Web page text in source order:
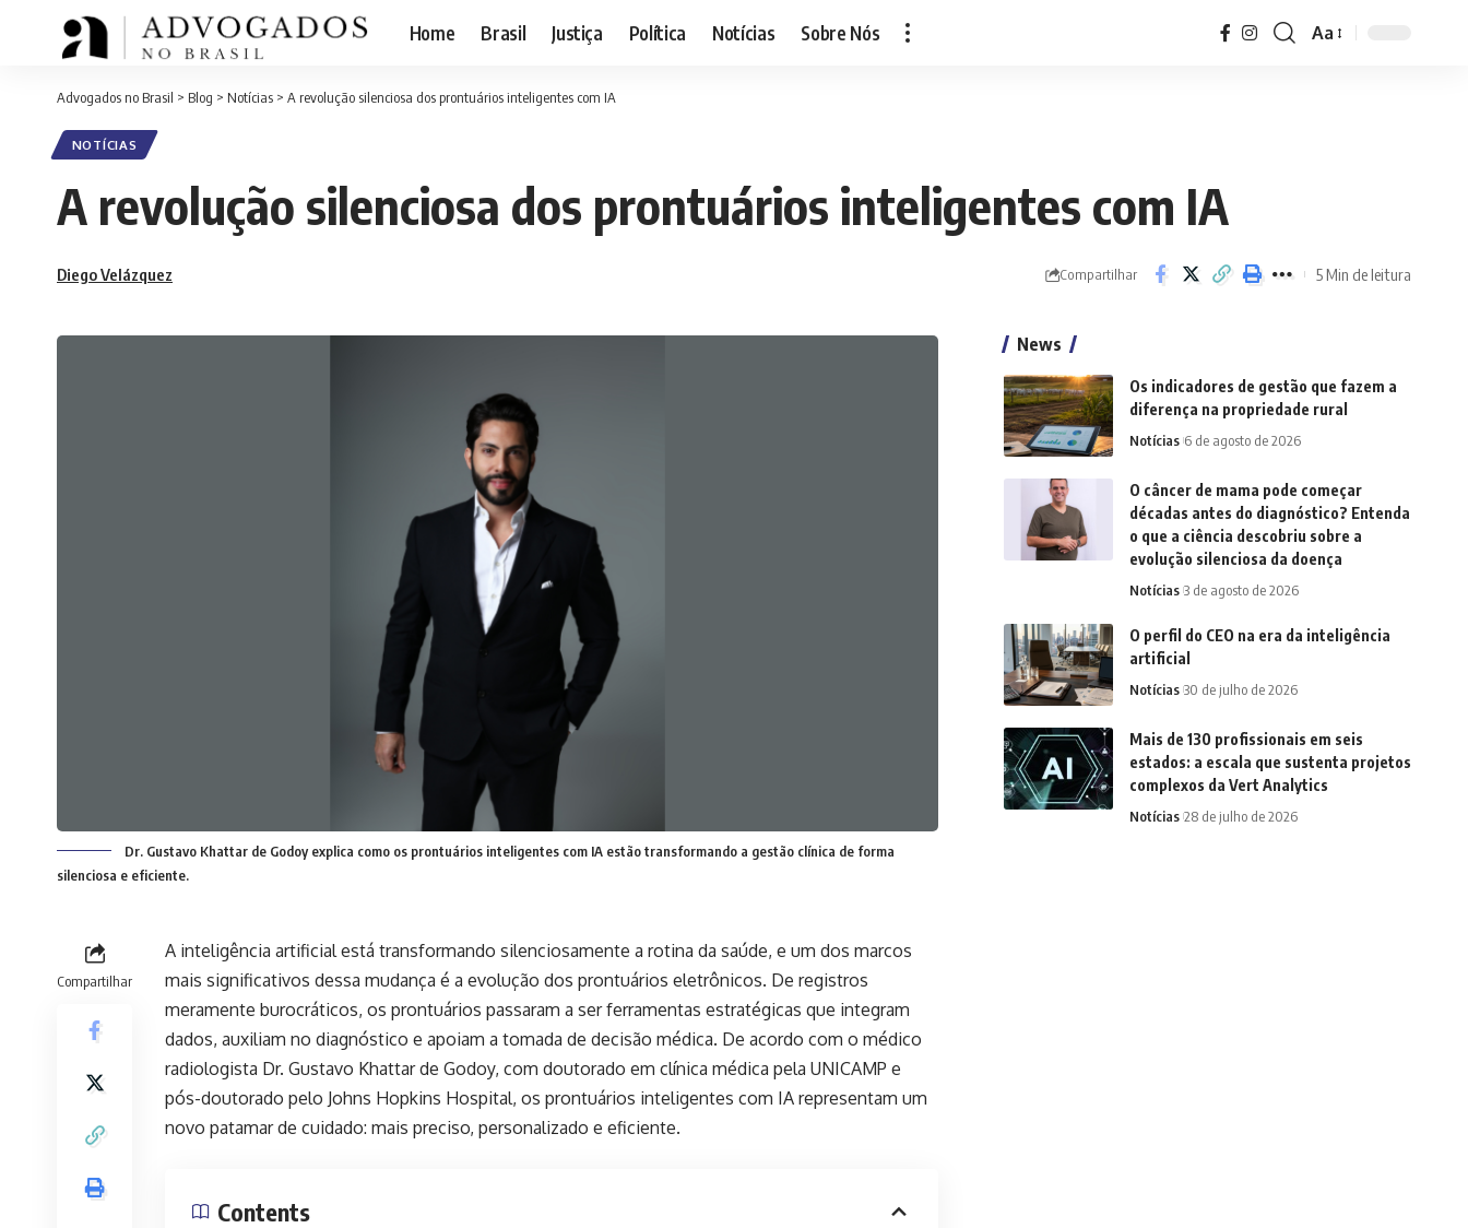
Home Brasil Justiça Política Notícias Sobre Nós Aa
Advogados no Brasil > Blog > Notícias > A revolução silenciosa dos prontuários inteligentes com IA
NOTÍCIAS
A revolução silenciosa dos prontuários inteligentes com IA
Diego Velázquez Compartilhar 5 Min de leitura
Dr. Gustavo Khattar de Godoy explica como os prontuários inteligentes com IA estão transformando a gestão clínica de forma
silenciosa e eficiente.
Compartilhar
A inteligência artificial está transformando silenciosamente a rotina da saúde, e um dos marcos
mais significativos dessa mudança é a evolução dos prontuários eletrônicos. De registros
meramente burocráticos, os prontuários passaram a ser ferramentas estratégicas que integram
dados, auxiliam no diagnóstico e apoiam a tomada de decisão médica. De acordo com o médico
radiologista Dr. Gustavo Khattar de Godoy, com doutorado em clínica médica pela UNICAMP e
pós-doutorado pelo Johns Hopkins Hospital, os prontuários inteligentes com IA representam um
novo patamar de cuidado: mais preciso, personalizado e eficiente.
Contents
News
Os indicadores de gestão que fazem a
diferença na propriedade rural
Notícias 6 de agosto de 2026
O câncer de mama pode começar
décadas antes do diagnóstico? Entenda
o que a ciência descobriu sobre a
evolução silenciosa da doença
Notícias 3 de agosto de 2026
O perfil do CEO na era da inteligência
artificial
Notícias 30 de julho de 2026
Mais de 130 profissionais em seis
estados: a escala que sustenta projetos
complexos da Vert Analytics
Notícias 28 de julho de 2026